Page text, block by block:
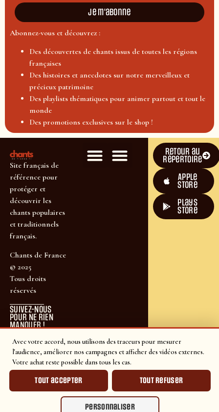
Avec votre accord, nous utilisons des traceurs pour mesurer
l'audience, améliorer nos campagnes et afficher des vidéos externes.
Votre achat reste possible dans tous les cas.
Tout accepter Tout refuser
Personnaliser
Je m'abonne
Abonnez-vous et découvrez :
Des découvertes de chants issus de toutes les régions
françaises
Des histoires et anecdotes sur notre merveilleux et
précieux patrimoine
Des playlists thématiques pour animer partout et tout le
monde
Des promotions exclusives sur le shop !
Site français de
référence pour
protéger et
découvrir les
chants populaires
et traditionnels
français.
Chants de France
© 2025
Tous droits
réservés
SUIVEZ-NOUS
POUR NE RIEN
MANQUER !
Retour au
répertoire
Apple
Store
plays
store